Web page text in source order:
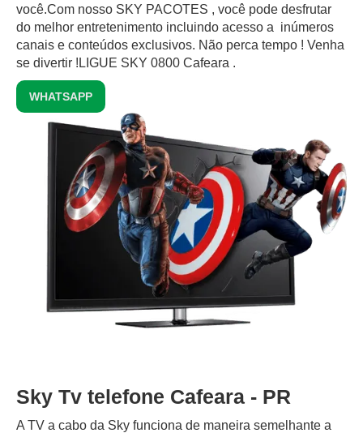
você.Com nosso SKY PACOTES , você pode desfrutar
do melhor entretenimento incluindo acesso a inúmeros
canais e conteúdos exclusivos.‍ Não perca tempo ! Venha
se divertir !LIGUE SKY 0800 Cafeara .
WHATSAPP
Sky Tv telefone Cafeara - PR
A TV a cabo da Sky funciona de maneira semelhante a